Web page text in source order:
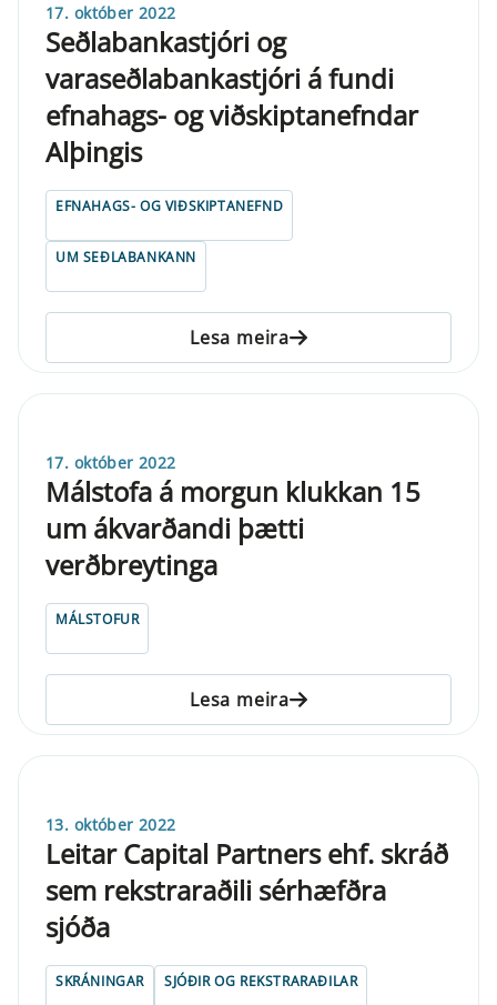
17. október 2022
Seðlabankastjóri og
varaseðlabankastjóri á fundi
efnahags- og viðskiptanefndar
Alþingis
EFNAHAGS- OG VIÐSKIPTANEFND
UM SEÐLABANKANN
Lesa meira
17. október 2022
Málstofa á morgun klukkan 15
um ákvarðandi þætti
verðbreytinga
MÁLSTOFUR
Lesa meira
13. október 2022
Leitar Capital Partners ehf. skráð
sem rekstraraðili sérhæfðra
sjóða
SKRÁNINGAR SJÓÐIR OG REKSTRARAÐILAR